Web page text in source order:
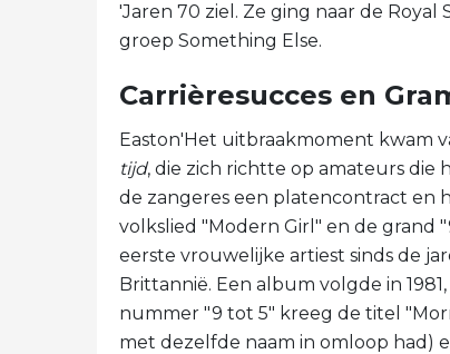
'Jaren 70 ziel. Ze ging naar de
groep Something Else.
Carrièresucces en
Easton'Het uitbraakmoment kwam
tijd, die zich richtte op amateurs
de zangeres een platencontract en
volkslied "Modern Girl" en de grand
eerste vrouwelijke artiest sinds de
Brittannië. Een album volgde in
nummer "9 tot 5" kreeg de titel
met dezelfde naam in omloop had)